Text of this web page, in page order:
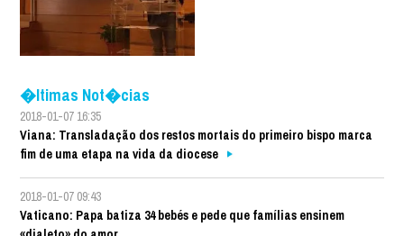
�ltimas Not�cias
2018-01-07 16:35
Viana: Transladação dos restos mortais do primeiro bispo marca
fim de uma etapa na vida da diocese
2018-01-07 09:43
Vaticano: Papa batiza 34 bebés e pede que famílias ensinem